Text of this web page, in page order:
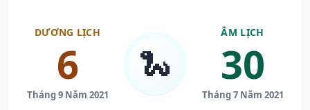
DƯƠNG LỊCH
6
Tháng 9 Năm 2021
🐍
ÂM LỊCH
30
Tháng 7 Năm 2021